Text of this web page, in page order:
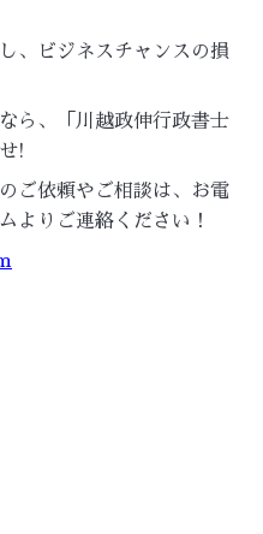
、ビジネスチャンスの損
ら、「川越政伸行政書士
!
ご依頼やご相談は、お電
よりご連絡ください！